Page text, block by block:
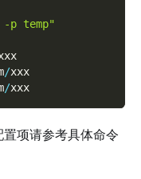
p temp"
/xxx
/xxx
项请参考具体命令